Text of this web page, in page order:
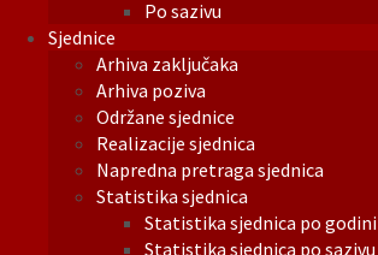
Po sazivu
Sjednice
Arhiva zaključaka
Arhiva poziva
Održane sjednice
Realizacije sjednica
Napredna pretraga sjednica
Statistika sjednica
Statistika sjednica po godini
Statistika sjednica po sazivu